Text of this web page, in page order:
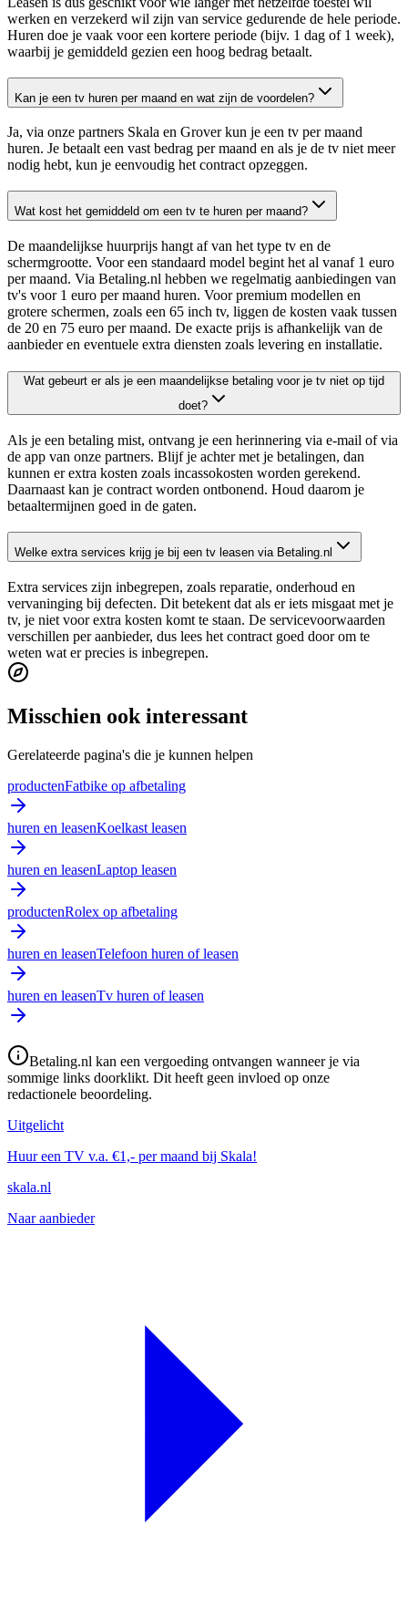
werken en verzekerd wil zijn van service gedurende de hele periode.
Huren doe je vaak voor een kortere periode (bijv. 1 dag of 1 week),
waarbij je gemiddeld gezien een hoog bedrag betaalt.
Kan je een tv huren per maand en wat zijn de voordelen?
Ja, via onze partners Skala en Grover kun je een tv per maand
huren. Je betaalt een vast bedrag per maand en als je de tv niet meer
nodig hebt, kun je eenvoudig het contract opzeggen.
Wat kost het gemiddeld om een tv te huren per maand?
De maandelijkse huurprijs hangt af van het type tv en de
schermgrootte. Voor een standaard model begint het al vanaf 1 euro
per maand. Via Betaling.nl hebben we regelmatig aanbiedingen van
tv's voor 1 euro per maand huren. Voor premium modellen en
grotere schermen, zoals een 65 inch tv, liggen de kosten vaak tussen
de 20 en 75 euro per maand. De exacte prijs is afhankelijk van de
aanbieder en eventuele extra diensten zoals levering en installatie.
Wat gebeurt er als je een maandelijkse betaling voor je tv niet op tijd
doet?
Als je een betaling mist, ontvang je een herinnering via e-mail of via
de app van onze partners. Blijf je achter met je betalingen, dan
kunnen er extra kosten zoals incassokosten worden gerekend.
Daarnaast kan je contract worden ontbonend. Houd daarom je
betaaltermijnen goed in de gaten.
Welke extra services krijg je bij een tv leasen via Betaling.nl
Extra services zijn inbegrepen, zoals reparatie, onderhoud en
vervaninging bij defecten. Dit betekent dat als er iets misgaat met je
tv, je niet voor extra kosten komt te staan. De servicevoorwaarden
verschillen per aanbieder, dus lees het contract goed door om te
weten wat er precies is inbegrepen.
Misschien ook interessant
Gerelateerde pagina's die je kunnen helpen
productenFatbike op afbetaling
huren en leasenKoelkast leasen
huren en leasenLaptop leasen
productenRolex op afbetaling
huren en leasenTelefoon huren of leasen
huren en leasenTv huren of leasen
Betaling.nl kan een vergoeding ontvangen wanneer je via
sommige links doorklikt. Dit heeft geen invloed op onze
redactionele beoordeling.
Uitgelicht
Huur een TV v.a. €1,- per maand bij Skala!
skala.nl
Naar aanbieder